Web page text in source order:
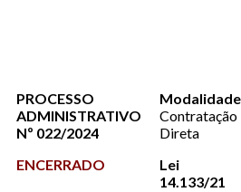
PROCESSO
ADMINISTRATIVO
Nº 022/2024
ENCERRADO
Contratação
Direta
Lei
14.133/21